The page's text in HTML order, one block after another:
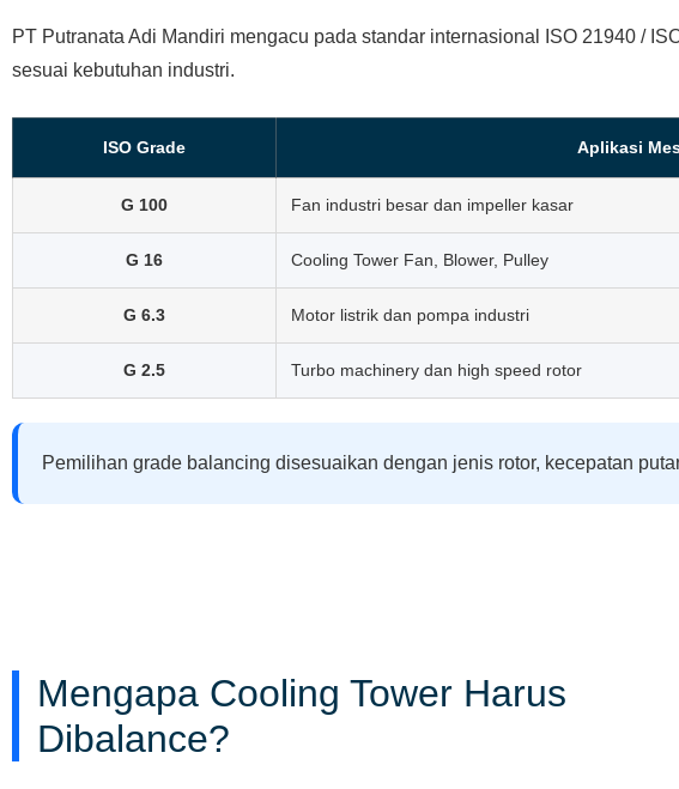
PT Putranata Adi Mandiri mengacu pada standar internasional ISO 21940 /
sesuai kebutuhan industri.
ISO Grade Aplikasi
G 100 Fan industri besar dan impeller kasar
G 16 Cooling Tower Fan, Blower, Pulley
G 6.3 Motor listrik dan pompa industri
G 2.5 Turbo machinery dan high speed rotor
Pemilihan grade balancing disesuaikan dengan jenis rotor, kecepatan
Mengapa Cooling Tower Harus
Dibalance?